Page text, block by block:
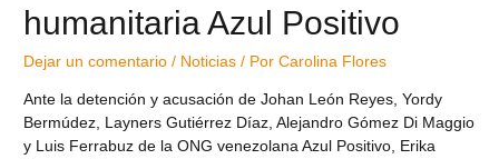
humanitaria Azul Positivo
Dejar un comentario / Noticias / PorCarolina Flores
Ante la detención y acusación de Johan León Reyes, Yordy
Bermúdez, Layners Gutiérrez Díaz, Alejandro Gómez Di Maggio
y Luis Ferrabuz de la ONG venezolana Azul Positivo, Erika